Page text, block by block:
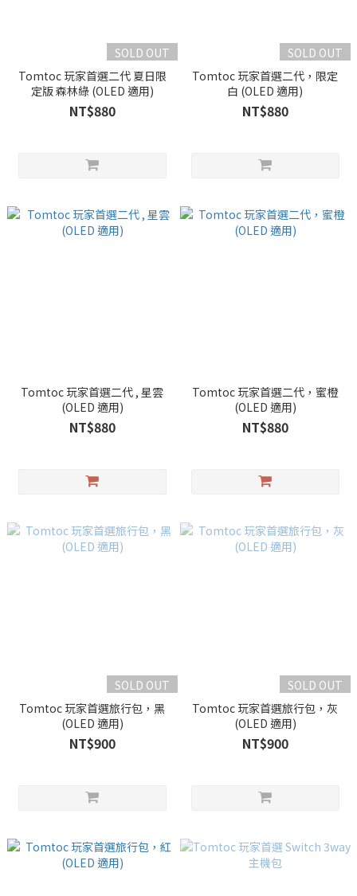
SOLD OUT
Tomtoc 玩家首選二代 夏日限
定版 森林綠 (OLED 適用)
NT$880
SOLD OUT
Tomtoc 玩家首選二代，限定
白 (OLED 適用)
NT$880
Tomtoc 玩家首選二代 , 星雲
(OLED 適用)
NT$880
Tomtoc 玩家首選二代，蜜橙
(OLED 適用)
NT$880
SOLD OUT
Tomtoc 玩家首選旅行包，黑
(OLED 適用)
NT$900
SOLD OUT
Tomtoc 玩家首選旅行包，灰
(OLED 適用)
NT$900